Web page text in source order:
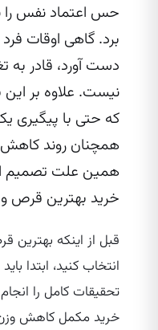
حس اعتماد نفس را
برد. گاهی اوقات
دست آورد، قادر به
نیست. علاوه بر
که حتی با پیگیری
همچنان روند کاهش
همین علت تصمیم
خرید بهترین قرص
قبل از اینکه
انتخاب کنید، ابتدا
تحقیقات کامل را
خرید مکمل کاهش وزن